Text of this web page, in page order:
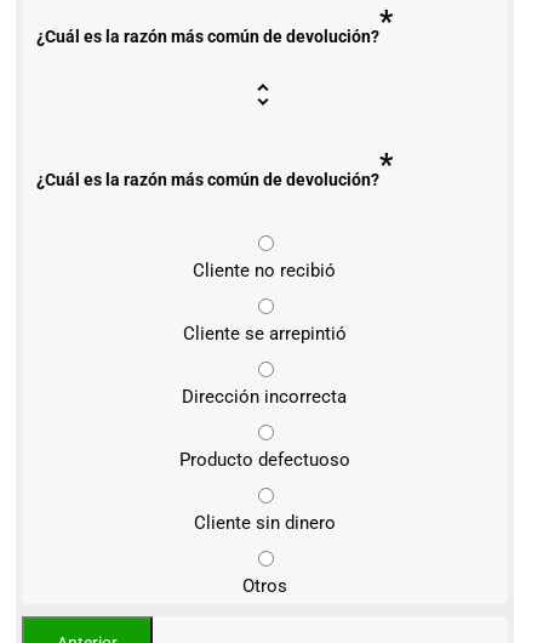
¿Cuál es la razón más común de devolución?*
¿Cuál es la razón más común de devolución?*
Cliente no recibió
Cliente se arrepintió
Dirección incorrecta
Producto defectuoso
Cliente sin dinero
Otros